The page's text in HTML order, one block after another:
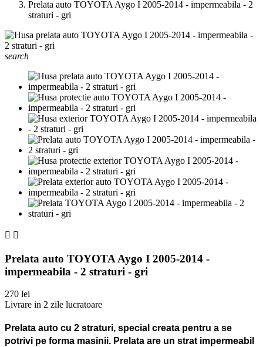
Prelata auto TOYOTA Aygo I 2005-2014 - impermeabila - 2
straturi - gri
search
 
Prelata auto TOYOTA Aygo I 2005-2014 -
impermeabila - 2 straturi - gri
270 lei
Livrare in 2 zile lucratoare
Prelata auto cu 2 straturi, special creata pentru a se
potrivi pe forma masinii. Prelata are un strat impermeabil